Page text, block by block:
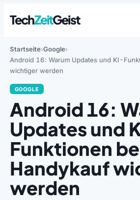
TechZeitGeist
Startseite Google
Android 16: Warum Updates und KI-
wichtiger werden
GOOGLE
Android 16:
Updates und
Funktionen
Handykauf
werden